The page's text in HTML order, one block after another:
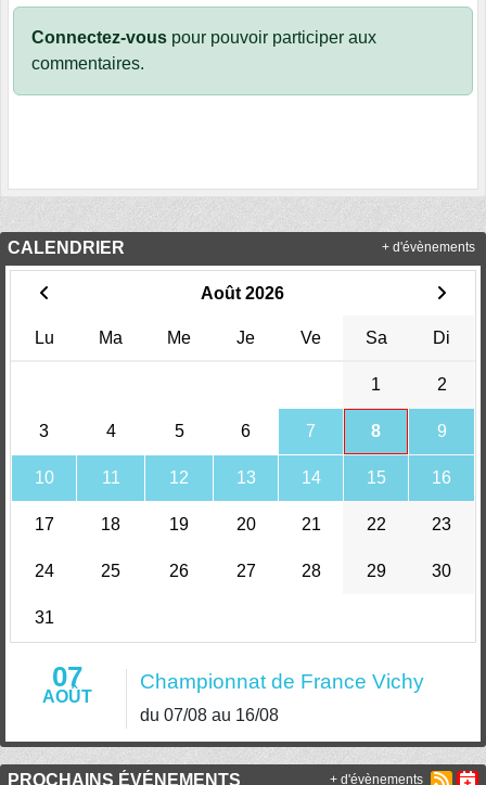
Connectez-vous pour pouvoir participer aux
commentaires.
CALENDRIER
Août 2026
Lu Ma Me Je Ve Sa Di
1 2
3 4 5 6 7 8 9
10 11 12 13 14 15 16
17 18 19 20 21 22 23
24 25 26 27 28 29 30
31
07
AOÛT
Championnat de France Vichy
du 07/08 au 16/08
+ d'évènements
PROCHAINS ÉVÉNEMENTS + d'évènements